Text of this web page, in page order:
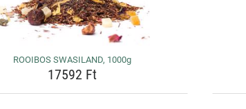
ROOIBOS SWASILAND, 1000g
17592 Ft